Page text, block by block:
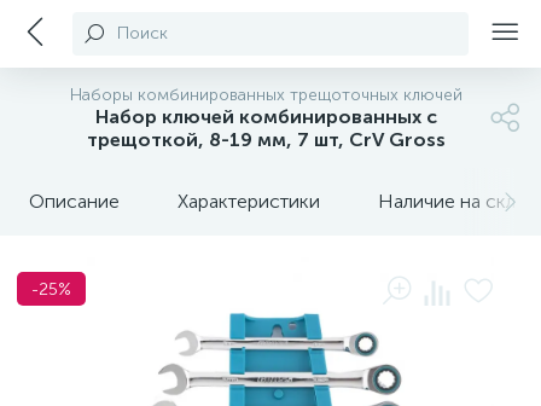
Поиск
Наборы комбинированных трещоточных ключей
Набор ключей комбинированных с
трещоткой, 8-19 мм, 7 шт, CrV Gross
Описание Характеристики Наличие на
-25%